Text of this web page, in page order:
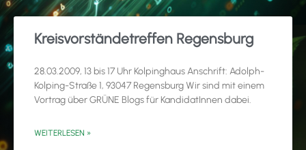
Kreisvorständetreffen Regensburg
28.03.2009, 13 bis 17 Uhr Kolpinghaus Anschrift: Adolph-
Kolping-Straße 1, 93047 Regensburg Wir sind mit einem
Vortrag über GRÜNE Blogs für KandidatInnen dabei.
WEITERLESEN »